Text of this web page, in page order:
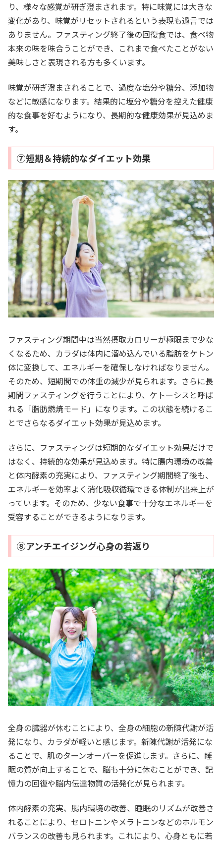
り、様々な感覚が研ぎ澄まされます。特に味覚には大きな
変化があり、味覚がリセットされるという表現も過言では
ありません。ファスティング終了後の回復食では、食べ物
本来の味を味合うことができ、これまで食べたことがない
美味しさと表現される方も多くいます。
味覚が研ぎ澄まされることで、過度な塩分や糖分、添加物
などに敏感になります。結果的に塩分や糖分を控えた健康
的な食事を好むようになり、長期的な健康効果が見込めま
す。
⑦短期＆持続的なダイエット効果
ファスティング期間中は当然摂取カロリーが極限まで少な
くなるため、カラダは体内に溜め込んでいる脂肪をケトン
体に変換して、エネルギーを確保しなければなりません。
そのため、短期間での体重の減少が見られます。さらに長
期間ファスティングを行うことにより、ケトーシスと呼ば
れる「脂肪燃焼モード」になります。この状態を続けるこ
とでさらなるダイエット効果が見込めます。
さらに、ファスティングは短期的なダイエット効果だけで
はなく、持続的な効果が見込めます。特に腸内環境の改善
と体内酵素の充実により、ファスティング期間終了後も、
エネルギーを効率よく消化吸収循環できる体制が出来上が
っています。そのため、少ない食事で十分なエネルギーを
受容することができるようになります。
⑧アンチエイジング心身の若返り
全身の臓器が休むことにより、全身の細胞の新陳代謝が活
発になり、カラダが軽いと感じます。新陳代謝が活発にな
ることで、肌のターンオーバーを促進します。さらに、睡
眠の質が向上することで、脳も十分に休むことができ、記
憶力の回復や脳内伝達物質の活発化が見られます。
体内酵素の充実、腸内環境の改善、睡眠のリズムが改善さ
れることにより、セロトニンやメラトニンなどのホルモン
バランスの改善も見られます。これにより、心身ともに若